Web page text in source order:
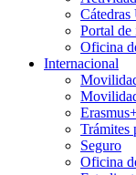
Portal
Oficina
Internacional
Trámites
Seguro
Oficina